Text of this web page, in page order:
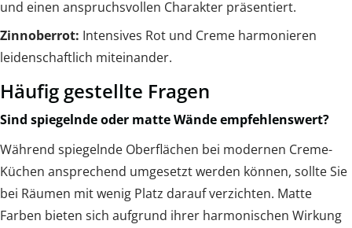
und einen anspruchsvollen Charakter präsentiert.
Zinnoberrot: Intensives Rot und Creme harmonieren
leidenschaftlich miteinander.
Häufig gestellte Fragen
Sind spiegelnde oder matte Wände empfehlenswert?
Während spiegelnde Oberflächen bei modernen Creme-
Küchen ansprechend umgesetzt werden können, sollte Sie
bei Räumen mit wenig Platz darauf verzichten. Matte
Farben bieten sich aufgrund ihrer harmonischen Wirkung